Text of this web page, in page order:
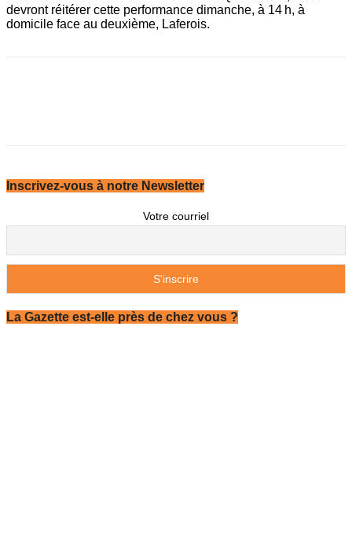
devront réitérer cette performance dimanche, à 14 h, à
domicile face au deuxième, Laferois.
Inscrivez-vous à notre Newsletter
Votre courriel
La Gazette est-elle près de chez vous ?